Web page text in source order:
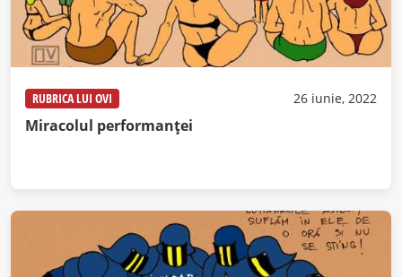
RUBRICA LUI OVI 26 iunie, 2022
Miracolul performanței